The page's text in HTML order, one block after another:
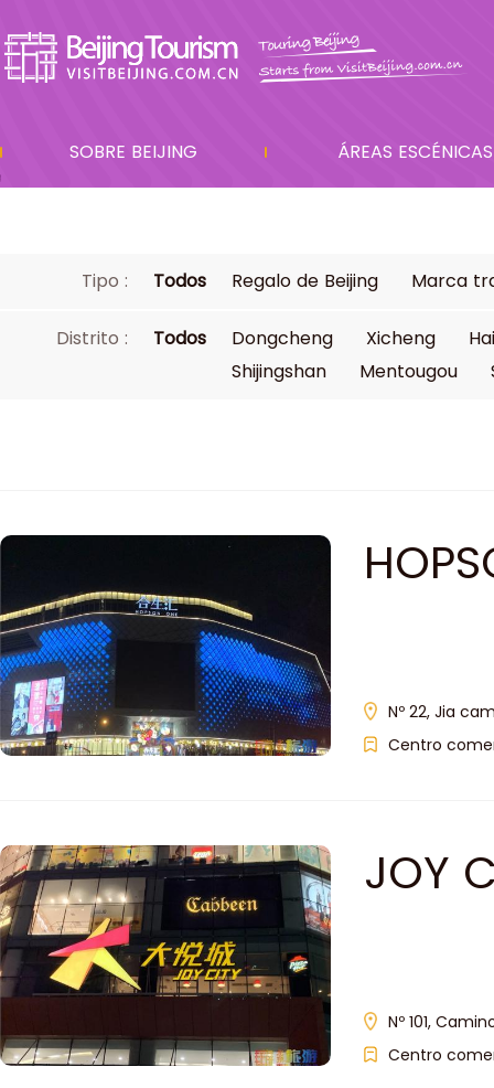
SOBRE BEIJING ÁREAS ESCÉNICAS
Tipo : Todos Regalo de Beijing Marca
Distrito : Todos Dongcheng Xicheng
Shijingshan
Mentougou
Nº 22, Jia
Centro
JOY
Nº 101,
Centro